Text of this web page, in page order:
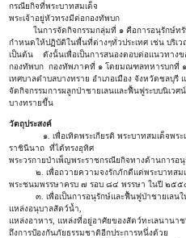
กรณียกิจที่พระบาทสมเด็จ
พระเจ้าอยู่หัวทรงมีต่อกองทัพบก
ในการจัดกิจกรรมกลุ่มที่ ๑ คือการอนุรักษ์ทรั
กำหนดให้ปฏิบัติในพื้นที่ต่างๆทั่วประเทศ เช่น บริเ
เป็นต้น ดังนั้นเพื่อเป็นการสนองตอบต่อแนวทางข
กองทัพบก กองทัพภาคที่ ๑ โดยมณฑลทหารบกที่
เทศบาลตำบลบางทราย อำเภอเมือง จังหวัดชลบุ
จัดกิจกรรมการผลูกป่าชายเลนและฟื้นฟูระบบนิเว
บางทรายขึ้น
วัตถุประสงค์
๑. เพื่อเทิดพระเกียรติ พระบาทสมเด็จพร
ราชินีนาถ ที่ได้ทรงอุทิศ
พระวรกายบำเพ็ญพระราชกรณียกิจทางด้านการอ
๒. เพื่อถวายความจงรักภักดีแด่พระบาทสมเด็
พระชนมพรรษาครบ ๗ รอบ ๘๔ พรรษา ในปี ๒๕๕
๓. เพื่อเป็นการอนุรักษ์และฟื้นฟูป่าชายเลนใ
แหล่งอนุบาลสัตว์น้ำ,
แหล่งอาหาร, แหล่งที่อยู่อาศัยของสัตว์ทะเลนาน
ถึงการป้องกันภัยธรรมชาติอีกประการหนึ่งด้วย